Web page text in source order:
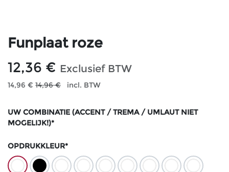
Funplaat roze
12,36 € Exclusief BTW
14,96 € 14,96€ incl. BTW
UW COMBINATIE (ACCENT / TREMA / UMLAUT NIET
MOGELIJK!)*
OPDRUKKLEUR*